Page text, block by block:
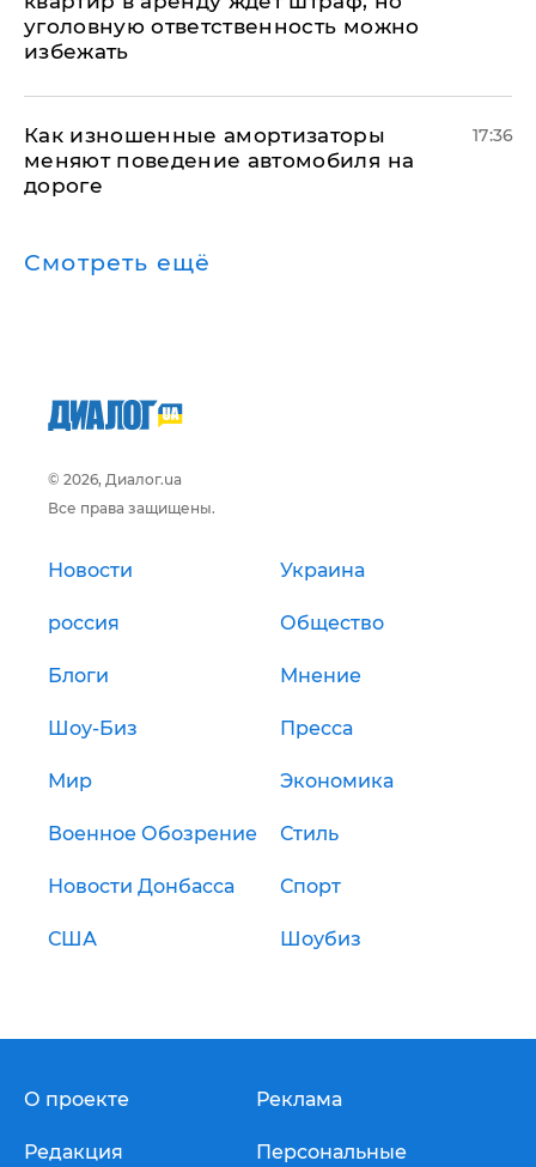
уголовную ответственность можно
избежать
Как изношенные амортизаторы
меняют поведение автомобиля на
дороге
17:36
Смотреть ещё
© 2026, Диалог.ua
Все права защищены.
Новости Украина
россия Общество
Блоги Мнение
Шоу-Биз Пресса
Мир Экономика
Военное Обозрение Стиль
Новости Донбасса Спорт
США Шоубиз
О проекте
Редакция
Реклама
Персональные